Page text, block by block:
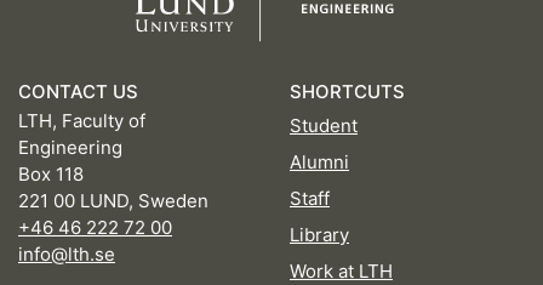
CONTACT US
LTH, Faculty of
Engineering
Box 118
221 00 LUND, Sweden
+46 46 222 72 00
info@lth.se
SHORTCUTS
Student
Alumni
Staff
Library
Work at LTH